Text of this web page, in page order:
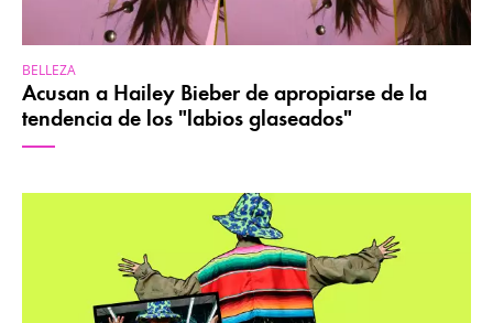
BELLEZA
Acusan a Hailey Bieber de apropiarse de la
tendencia de los "labios glaseados"